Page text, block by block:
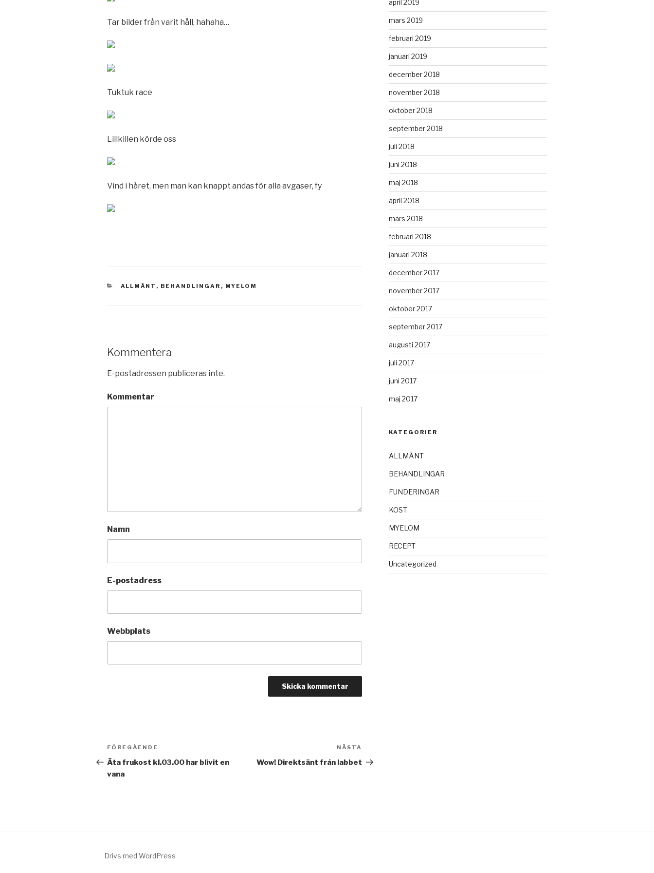
Tar bilder från varit håll, hahaha…
Tuktuk race
Lillkillen körde oss
Vind i håret, men man kan knappt andas för alla avgaser, fy
KATEGORIER
ALLMÄNT , BEHANDLINGAR , MYELOM
Kommentera
E-postadressen publiceras inte.
Kommentar
Namn
E-postadress
Webbplats
Inläggsnavigering
Föregående
inlägg
FÖREGÅENDE
Äta frukost kl.03.00 har blivit en
vana
inlägg
NÄSTA
Wow! Direktsänt från labbet
april 2019
mars 2019
februari 2019
januari 2019
december 2018
november 2018
oktober 2018
september 2018
juli 2018
juni 2018
maj 2018
april 2018
mars 2018
februari 2018
januari 2018
december 2017
november 2017
oktober 2017
september 2017
augusti 2017
juli 2017
juni 2017
maj 2017
KATEGORIER
ALLMÄNT
BEHANDLINGAR
FUNDERINGAR
KOST
MYELOM
RECEPT
Uncategorized
Drivs med WordPress